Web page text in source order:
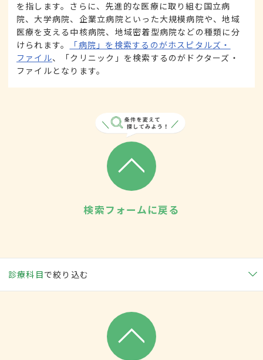
を指します。さらに、先進的な医療に取り組む国立病
院、大学病院、企業立病院といった大規模病院や、地域
医療を支える中核病院、地域密着型病院などの種類に分
けられます。
「病院」を検索するのがホスピタルズ・
ファイル、「クリニック」を検索するのがドクターズ・
ファイルとなります。
検索フォームに戻る
診療科目で絞り込む